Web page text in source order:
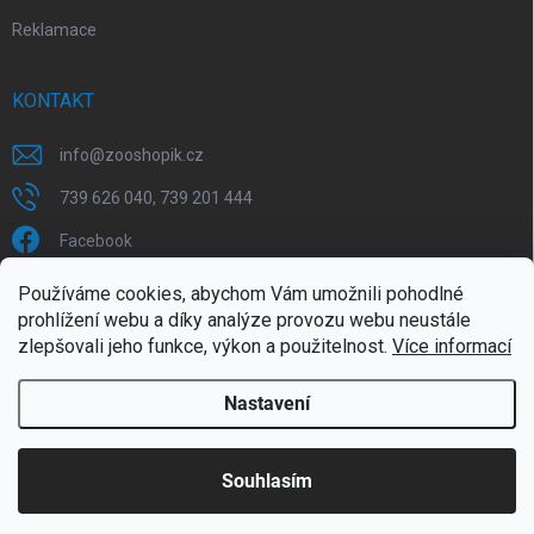
Používáme cookies, abychom Vám umožnili pohodlné
prohlížení webu a díky analýze provozu webu neustále
zlepšovali jeho funkce, výkon a použitelnost. Více informací
Nastavení
Souhlasím
Doprava zdarma od 1799,- (do 30 kg)
Reklamace
KONTAKT
info@zooshopik.cz
739 626 040, 739 201 444
Facebook
FACEBOOK
ZOOshopik . Všechna práva vyhrazena.